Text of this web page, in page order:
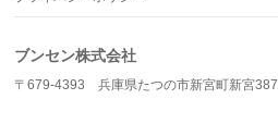
ブンセン株式会社
〒679-4393 兵庫県たつの市新宮町新宮387